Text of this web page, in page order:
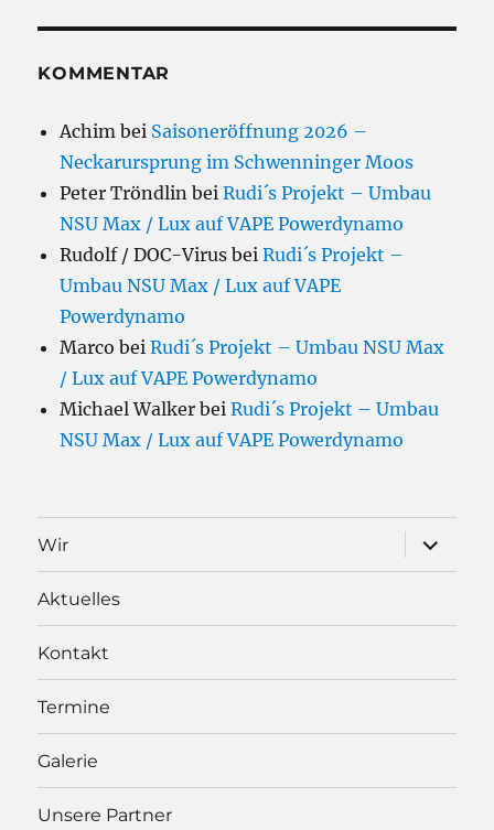
KOMMENTAR
Achim bei Saisoneröffnung 2026 –
Neckarursprung im Schwenninger Moos
Peter Tröndlin beiRudi´s Projekt – Umbau
NSU Max / Lux auf VAPE Powerdynamo
Rudolf / DOC-Virus beiRudi´s Projekt –
Umbau NSU Max / Lux auf VAPE
Powerdynamo
Marco beiRudi´s Projekt – Umbau NSU Max
/ Lux auf VAPE Powerdynamo
Michael Walker beiRudi´s Projekt – Umbau
NSU Max / Lux auf VAPE Powerdynamo
Wir
öffnen
Aktuelles
Kontakt
Termine
Galerie
Unsere Partner